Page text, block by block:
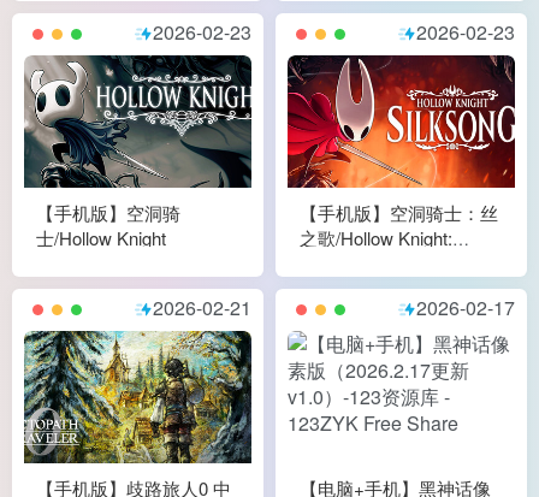
2026-02-23
【手机版】空洞骑
士/Hollow Knight
2026-02-23
【手机版】空洞骑士：丝
之歌/Hollow Knight:
2026-02-21
【手机版】歧路旅人0 中
2026-02-17
【电脑+手机】黑神话像